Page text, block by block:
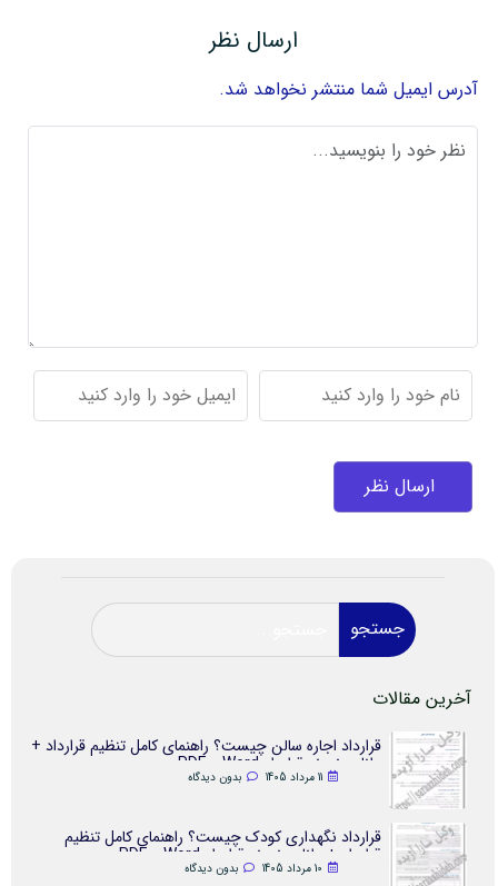
ارسال نظر
آدرس ایمیل شما منتشر نخواهد شد.
جستجو
آخرین مقالات
قرارداد اجاره سالن چیست؟ راهنمای کامل تنظیم قرارداد +
دانلود نمونه قرارداد Word و PDF
11 مرداد 1405 بدون دیدگاه
قرارداد نگهداری کودک چیست؟ راهنمای کامل تنظیم
قرارداد + دانلود نمونه قرارداد Word و PDF
10 مرداد 1405 بدون دیدگاه